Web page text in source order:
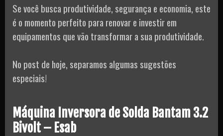
Se você busca produtividade, segurança e economia, este
é o momento perfeito para renovar e investir em
equipamentos que vão transformar a sua produtividade.
No post de hoje, separamos algumas sugestões
especiais!
Máquina Inversora de Solda Bantam 3.2
Bivolt – Esab